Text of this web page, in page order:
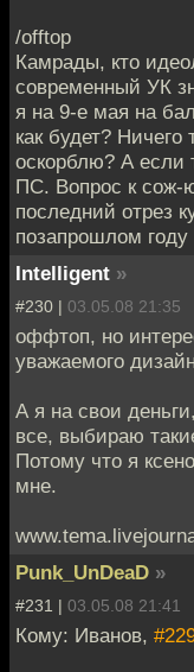
/offtop
Камрады, кто
современный УК
я на 9-е мая на
как будет?
оскорблю? А если
ПС. Вопрос к сож-
последний отрез
позапрошлом году
Intelligent »
#230 | 03.05.08 21:35
оффтоп, но
уважаемого
А я на свои
все, выбираю
Потому что я
мне.
Punk_UnDeaD »
#231 | 03.05.08 21:41
Кому: Иванов,